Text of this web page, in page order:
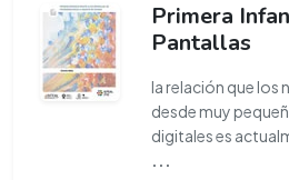
Primera
Pantallas
la relación que los
desde muy
digitales es
...